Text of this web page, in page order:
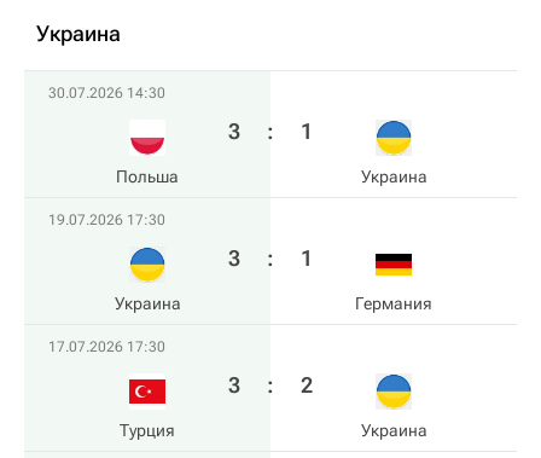
Украина
30.07.2026 14:30
Польша
3 : 1
Украина
19.07.2026 17:30
Украина
3 : 1
Германия
17.07.2026 17:30
Турция
3 : 2
Украина